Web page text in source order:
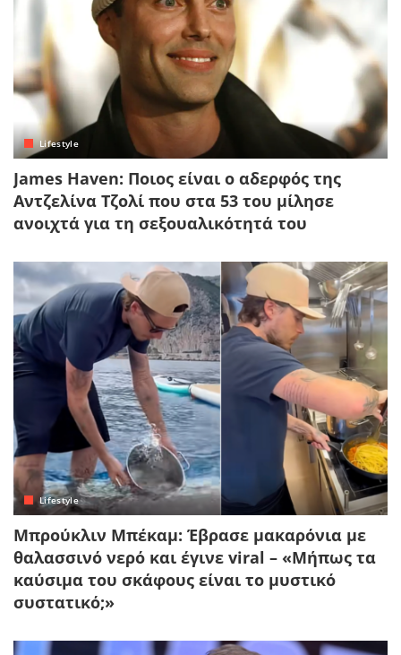
Lifestyle
James Haven: Ποιος είναι ο αδερφός της
Αντζελίνα Τζολί που στα 53 του μίλησε
ανοιχτά για τη σεξουαλικότητά του
Lifestyle
Μπρούκλιν Μπέκαμ: Έβρασε μακαρόνια με
θαλασσινό νερό και έγινε viral – «Μήπως τα
καύσιμα του σκάφους είναι το μυστικό
συστατικό;»